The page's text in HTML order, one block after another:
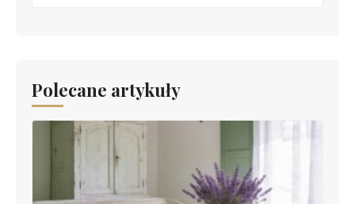
Polecane artykuły